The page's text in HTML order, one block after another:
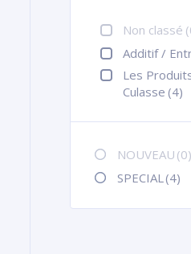
Non classé
Additif /
Les
Culasse (4)
NOUVEAU (0)
SPECIAL (4)